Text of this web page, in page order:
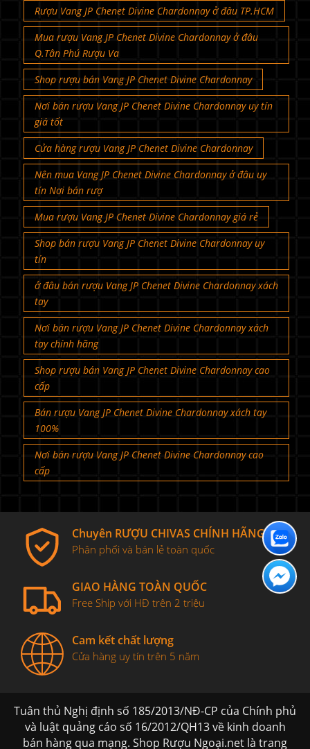
Rượu Vang JP Chenet Divine Chardonnay ở đâu TP.HCM
Mua rượu Vang JP Chenet Divine Chardonnay ở đâu
Q.Tân Phú Rượu Va
Shop rượu bán Vang JP Chenet Divine Chardonnay
Nơi bán rượu Vang JP Chenet Divine Chardonnay uy tín
giá tốt
Cửa hàng rượu Vang JP Chenet Divine Chardonnay
Nên mua Vang JP Chenet Divine Chardonnay ở đâu uy
tín Nơi bán rượ
Mua rượu Vang JP Chenet Divine Chardonnay giá rẻ
Shop bán rượu Vang JP Chenet Divine Chardonnay uy
tín
ở đâu bán rượu Vang JP Chenet Divine Chardonnay xách
tay
Nơi bán rượu Vang JP Chenet Divine Chardonnay xách
tay chính hãng
Shop rượu bán Vang JP Chenet Divine Chardonnay cao
cấp
Bán rượu Vang JP Chenet Divine Chardonnay xách tay
100%
Nơi bán rượu Vang JP Chenet Divine Chardonnay cao
cấp
Chuyên RƯỢU CHIVAS CHÍNH HÃNG
Phân phối và bán lẻ toàn quốc
GIAO HÀNG TOÀN QUỐC
Free Ship với HĐ trên 2 triệu
Cam kết chất lượng
Cửa hàng uy tín trên 5 năm
Tuân thủ Nghị định số 185/2013/NĐ-CP của Chính phủ
và luật quảng cáo số 16/2012/QH13 về kinh doanh
bán hàng qua mạng. Shop Rượu Ngoại.net là trang